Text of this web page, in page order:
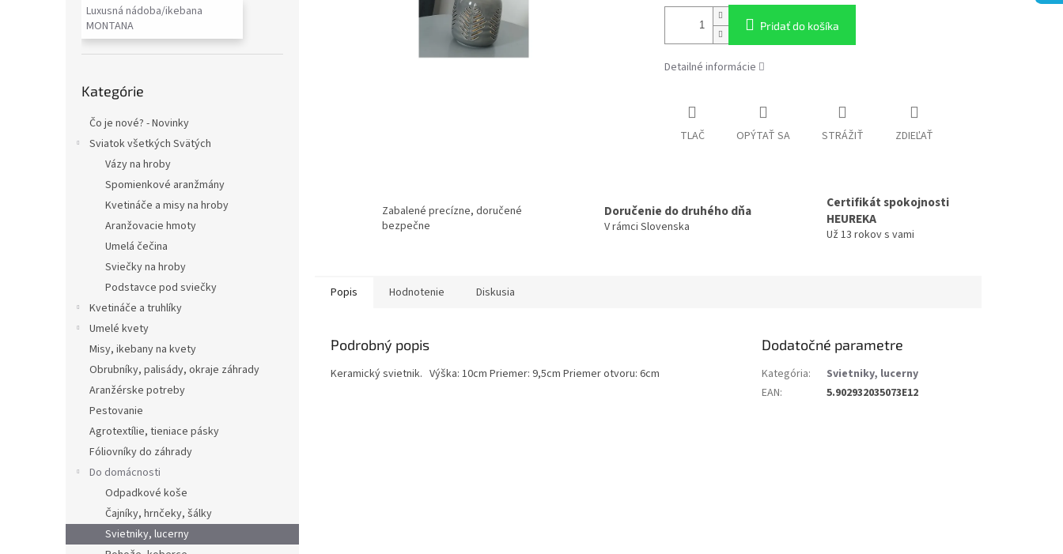
Luxusná nádoba/ikebana
MONTANA
kategórie
Kategórie
Čo je nové? - Novinky
Sviatok všetkých Svätých
Vázy na hroby
Spomienkové aranžmány
Kvetináče a misy na hroby
Aranžovacie hmoty
Umelá čečina
Sviečky na hroby
Podstavce pod sviečky
Kvetináče a truhlíky
Umelé kvety
Misy, ikebany na kvety
Obrubníky, palisády, okraje záhrady
Aranžérske potreby
Pestovanie
Agrotextílie, tieniace pásky
Fóliovníky do záhrady
Do domácnosti
Odpadkové koše
Čajníky, hrnčeky, šálky
Svietniky, lucerny
Pridať do košíka
Detailné informácie
TLAČ OPÝTAŤ SA STRÁŽIŤ ZDIEĽAŤ
Zabalené precízne, doručené
bezpečne
Doručenie do druhého dňa
V rámci Slovenska
Certifikát spokojnosti
HEUREKA
Už 13 rokov s vami
Popis Hodnotenie Diskusia
Podrobný popis
Keramický svietnik. Výška: 10cm Priemer: 9,5cm Priemer otvoru: 6cm
Dodatočné parametre
Kategória:
Svietniky, lucerny
EAN: 5.902932035073E12